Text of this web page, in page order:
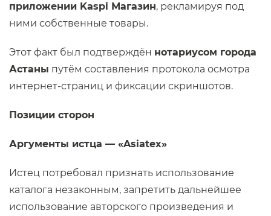
приложении Kaspi Магазин, рекламируя под
ними собственные товары.
Этот факт был подтверждён нотариусом города
Астаны путём составления протокола осмотра
интернет-страниц и фиксации скриншотов.
Позиции сторон
Аргументы истца — «Asiatex»
Истец потребовал признать использование
каталога незаконным, запретить дальнейшее
использование авторского произведения и